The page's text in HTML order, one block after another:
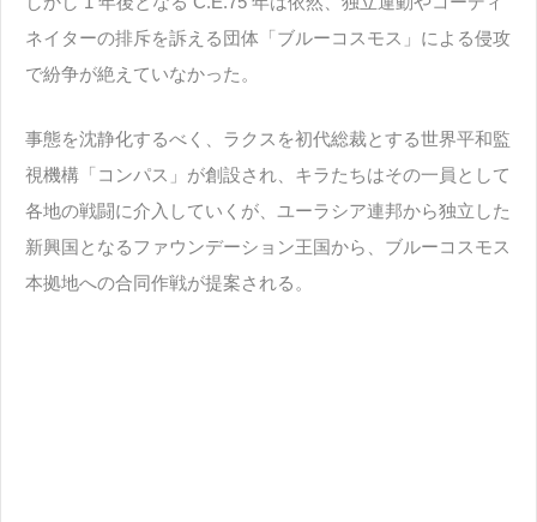
ネイターの排斥を訴える団体「ブルーコスモス」による侵攻
で紛争が絶えていなかった。
事態を沈静化するべく、ラクスを初代総裁とする世界平和監
視機構「コンパス」が創設され、キラたちはその一員として
各地の戦闘に介入していくが、ユーラシア連邦から独立した
新興国となるファウンデーション王国から、ブルーコスモス
本拠地への合同作戦が提案される。